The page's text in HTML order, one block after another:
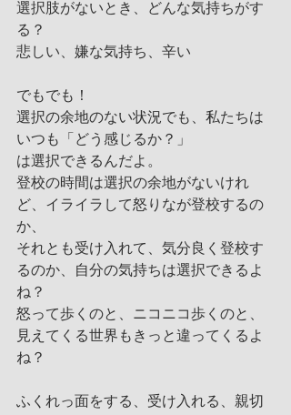
選択肢がないとき、どんな気持ちがす
る？
悲しい、嫌な気持ち、辛い
でもでも！
選択の余地のない状況でも、私たちは
いつも「どう感じるか？」
は選択できるんだよ。
登校の時間は選択の余地がないけれ
ど、イライラして怒りなが登校するの
か、
それとも受け入れて、気分良く登校す
るのか、自分の気持ちは選択できるよ
ね？
怒って歩くのと、ニコニコ歩くのと、
見えてくる世界もきっと違ってくるよ
ね？
ふくれっ面をする、受け入れる、親切